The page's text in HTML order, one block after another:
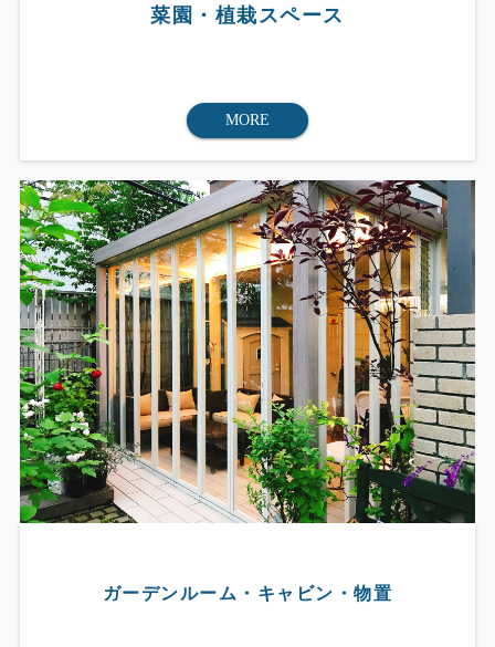
菜園・植栽スペース
MORE
ガーデンルーム・キャビン・物置